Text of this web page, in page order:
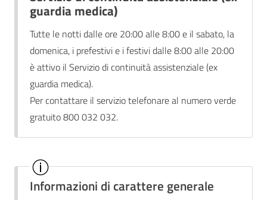
guardia medica)
Tutte le notti dalle ore 20:00 alle 8:00 e il sabato, la
domenica, i prefestivi e i festivi dalle 8:00 alle 20:00
è attivo il Servizio di continuità assistenziale (ex
guardia medica).
Per contattare il servizio telefonare al numero verde
gratuito 800 032 032.
Informazioni di carattere generale